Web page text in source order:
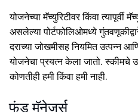
योजनेच्या मॅच्युरिटीवर किंवा त्यापूर्वी
असलेल्या पोर्टफोलिओमध्ये
दराच्या जोखमीसह नियमित उत्पन्न
योजनेचा प्रयत्न केला जातो. स्कीमचे
कोणतीही हमी किंवा हमी नाही.
फंड मॅनेजर्स